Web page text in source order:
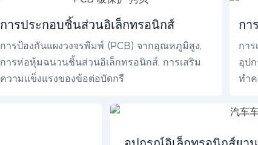
การประกอบชิ้นส่วนอิเล็กทรอนิกส์
การป้องกันแผงวงจรพิมพ์ (PCB) จากอุณหภูมิสูง,
การห่อหุ้มฉนวนชิ้นส่วนอิเล็กทรอนิกส์, การเสริม
ความแข็งแรงของข้อต่อบัดกรี
กา
กา
อุป
ทำ